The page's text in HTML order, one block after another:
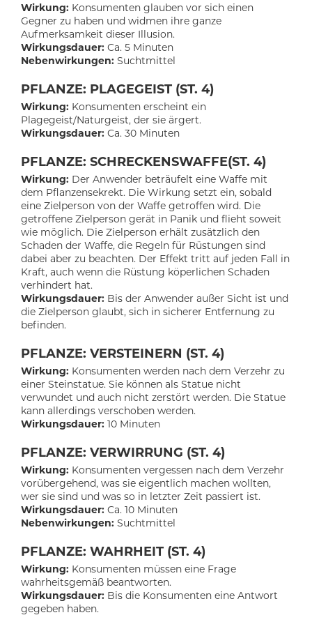
Wirkung: Konsumenten glauben vor sich einen
Gegner zu haben und widmen ihre ganze
Aufmerksamkeit dieser Illusion.
Wirkungsdauer: Ca. 5 Minuten
Nebenwirkungen: Suchtmittel
PFLANZE: PLAGEGEIST (ST. 4)
Wirkung: Konsumenten erscheint ein
Plagegeist/Naturgeist, der sie ärgert.
Wirkungsdauer: Ca. 30 Minuten
PFLANZE: SCHRECKENSWAFFE(ST. 4)
Wirkung: Der Anwender beträufelt eine Waffe mit
dem Pflanzensekrekt. Die Wirkung setzt ein, sobald
eine Zielperson von der Waffe getroffen wird. Die
getroffene Zielperson gerät in Panik und flieht soweit
wie möglich. Die Zielperson erhält zusätzlich den
Schaden der Waffe, die Regeln für Rüstungen sind
dabei aber zu beachten. Der Effekt tritt auf jeden Fall in
Kraft, auch wenn die Rüstung köperlichen Schaden
verhindert hat.
Wirkungsdauer: Bis der Anwender außer Sicht ist und
die Zielperson glaubt, sich in sicherer Entfernung zu
befinden.
PFLANZE: VERSTEINERN (ST. 4)
Wirkung: Konsumenten werden nach dem Verzehr zu
einer Steinstatue. Sie können als Statue nicht
verwundet und auch nicht zerstört werden. Die Statue
kann allerdings verschoben werden.
Wirkungsdauer: 10 Minuten
PFLANZE: VERWIRRUNG (ST. 4)
Wirkung: Konsumenten vergessen nach dem Verzehr
vorübergehend, was sie eigentlich machen wollten,
wer sie sind und was so in letzter Zeit passiert ist.
Wirkungsdauer: Ca. 10 Minuten
Nebenwirkungen: Suchtmittel
PFLANZE: WAHRHEIT (ST. 4)
Wirkung: Konsumenten müssen eine Frage
wahrheitsgemäß beantworten.
Wirkungsdauer: Bis die Konsumenten eine Antwort
gegeben haben.